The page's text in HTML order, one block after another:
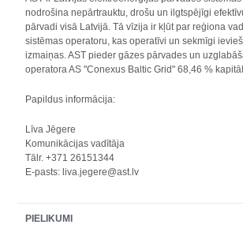
nodrošina nepārtrauktu, drošu un ilgtspējīgi
pārvadi visā Latvijā. Tā vīzija ir kļūt par reģiona
sistēmas operatoru, kas operatīvi un sekmīgi
izmaiņas. AST pieder gāzes pārvades un
operatora AS "Conexus Baltic Grid" 68,46 %
Papildus informācija:
Līva Jēgere
Komunikācijas vadītāja
Tālr. +371 26151344
E-pasts: liva.jegere@ast.lv
PIELIKUMI